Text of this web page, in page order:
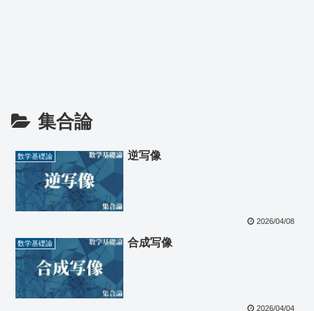
集合論
数学基礎論 逆写像
2026/04/08
数学基礎論 合成写像
2026/04/04